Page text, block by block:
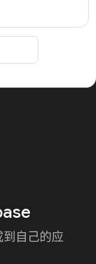
自己的应